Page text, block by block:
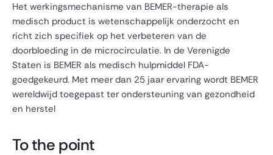
Het werkingsmechanisme van BEMER-therapie als
medisch product is wetenschappelijk onderzocht en
richt zich specifiek op het verbeteren van de
doorbloeding in de microcirculatie. In de Verenigde
Staten is BEMER als medisch hulpmiddel FDA-
goedgekeurd. Met meer dan 25 jaar ervaring wordt BEMER
wereldwijd toegepast ter ondersteuning van gezondheid
en herstel
To the point